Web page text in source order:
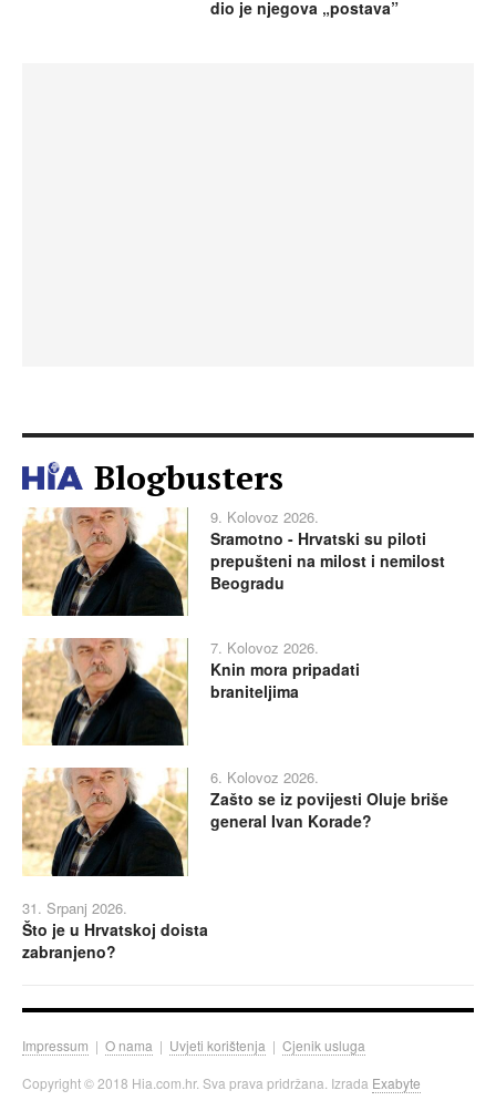
dio je njegova „postava”
Blogbusters
9. Kolovoz 2026.
Sramotno - Hrvatski su piloti
prepušteni na milost i nemilost
Beogradu
7. Kolovoz 2026.
Knin mora pripadati
braniteljima
6. Kolovoz 2026.
Zašto se iz povijesti Oluje briše
general Ivan Korade?
31. Srpanj 2026.
Što je u Hrvatskoj doista
zabranjeno?
Impressum | O nama | Uvjeti korištenja | Cjenik usluga
Copyright © 2018 Hia.com.hr. Sva prava pridržana. Izrada Exabyte